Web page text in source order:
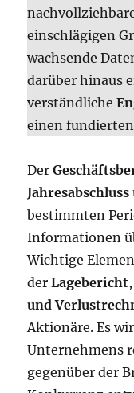
einschlägigen
wachsende
darüber hinaus
verständliche
einen
Der
Jahresabschluss
bestimmten
Informationen
Wichtige
derLagebericht
und
Aktionäre. Es
Unternehmens
gegenüber der